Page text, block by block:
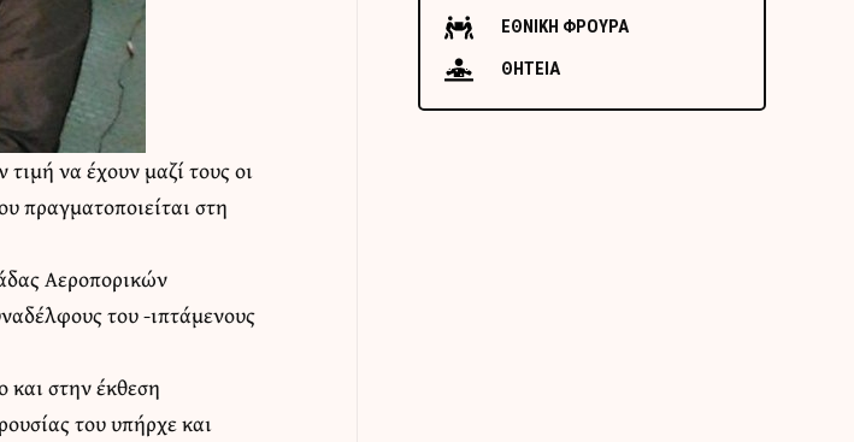
να έχουν μαζί τους οι
πραγματοποιείται στη
Αεροπορικών
του -ιπτάμενους
και στην έκθεση
του υπήρχε και
ΕΘΝΙΚΗ ΦΡΟΥΡΑ
ΘΗΤΕΙΑ